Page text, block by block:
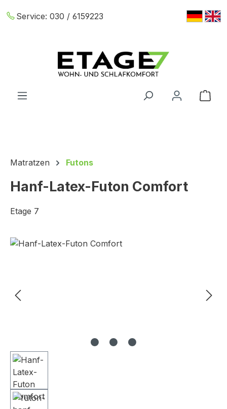
Zum Hauptinhalt springen
Service: 030 / 6159223
Matratzen Futons
Hanf-Latex-Futon Comfort
Etage 7
Bildergalerie überspringen